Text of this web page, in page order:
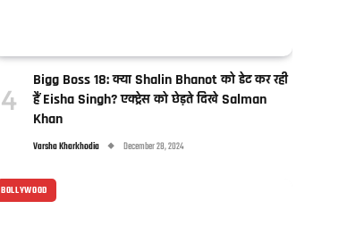
Bigg Boss 18: क्या Shalin Bhanot को डेट कर रही
हैं Eisha Singh? एक्ट्रेस को छेड़ते दिखे Salman
Khan
Varsha Kharkhodia December 28, 2024
BOLLYWOOD